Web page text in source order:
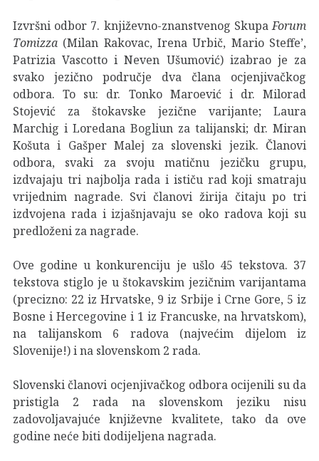
Izvršni odbor 7. književno-znanstvenog Skupa Forum
Tomizza (Milan Rakovac, Irena Urbič, Mario Steffe’,
Patrizia Vascotto i Neven Ušumović) izabrao je za
svako jezično područje dva člana ocjenjivačkog
odbora. To su: dr. Tonko Maroević i dr. Milorad
Stojević za štokavske jezične varijante; Laura
Marchig i Loredana Bogliun za talijanski; dr. Miran
Košuta i Gašper Malej za slovenski jezik. Članovi
odbora, svaki za svoju matičnu jezičku grupu,
izdvajaju tri najbolja rada i ističu rad koji smatraju
vrijednim nagrade. Svi članovi žirija čitaju po tri
izdvojena rada i izjašnjavaju se oko radova koji su
predloženi za nagrade.
Ove godine u konkurenciju je ušlo 45 tekstova. 37
tekstova stiglo je u štokavskim jezičnim varijantama
(precizno: 22 iz Hrvatske, 9 iz Srbije i Crne Gore, 5 iz
Bosne i Hercegovine i 1 iz Francuske, na hrvatskom),
na talijanskom 6 radova (najvećim dijelom iz
Slovenije!) i na slovenskom 2 rada.
Slovenski članovi ocjenjivačkog odbora ocijenili su da
pristigla 2 rada na slovenskom jeziku nisu
zadovoljavajuće književne kvalitete, tako da ove
godine neće biti dodijeljena nagrada.